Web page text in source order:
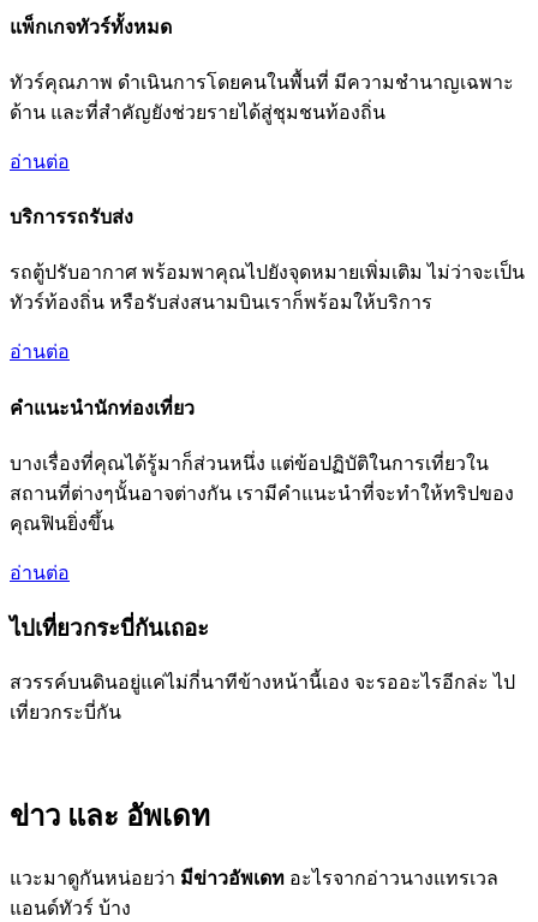
แพ็กเกจทัวร์ทั้งหมด
ทัวร์คุณภาพ ดำเนินการโดยคนในพื้นที่ มีความชำนาญเฉพาะ
ด้าน และที่สำคัญยังช่วยรายได้สู่ชุมชนท้องถิ่น
อ่านต่อ
บริการรถรับส่ง
รถตู้ปรับอากาศ พร้อมพาคุณไปยังจุดหมายเพิ่มเติม ไม่ว่าจะเป็น
ทัวร์ท้องถิ่น หรือรับส่งสนามบินเราก็พร้อมให้บริการ
อ่านต่อ
คำแนะนำนักท่องเที่ยว
บางเรื่องที่คุณได้รู้มาก็ส่วนหนึ่ง แต่ข้อปฏิบัติในการเที่ยวใน
สถานที่ต่างๆนั้นอาจต่างกัน เรามีคำแนะนำที่จะทำให้ทริปของ
คุณฟินยิ่งขึ้น
อ่านต่อ
ไปเที่ยวกระบี่กันเถอะ
สวรรค์บนดินอยู่แค่ไม่กี่นาทีข้างหน้านี้เอง จะรออะไรอีกล่ะ ไป
เที่ยวกระบี่กัน
ข่าว และ อัพเดท
แวะมาดูกันหน่อยว่า มีข่าวอัพเดท อะไรจากอ่าวนางแทรเวล
แอนด์ทัวร์ บ้าง